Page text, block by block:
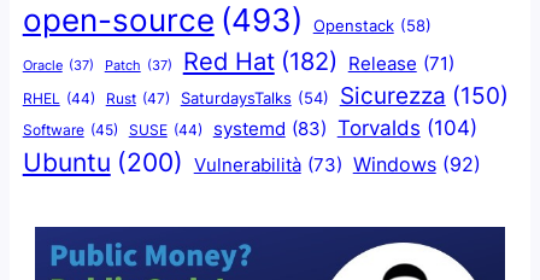
open-source (493) Openstack (58)
Oracle (37) Patch (37) Red Hat (182) Release (71)
RHEL (44) Rust (47) SaturdaysTalks (54) Sicurezza (150)
Software (45) SUSE (44) systemd (83) Torvalds (104)
Ubuntu (200) Vulnerabilità (73) Windows (92)